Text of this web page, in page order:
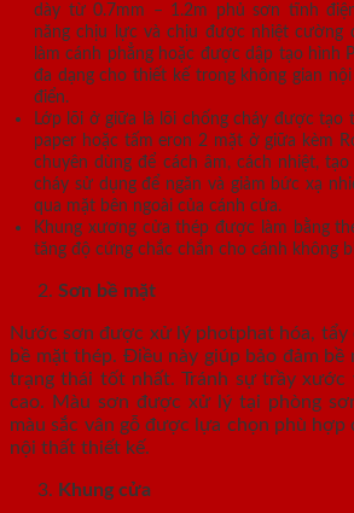
dày từ 0.7mm – 1.2m phủ sơn tĩnh
năng chịu lực và chịu được nhiệt cường
làm cánh phẳng hoặc được dập tạo hình
đa dạng cho thiết kế trong không gian
điển.
Lớp lõi ở giữa là lõi chống cháy được tạo
paper hoặc tấm eron 2 mặt ở giữa kèm
chuyên dùng để cách âm, cách nhiệt,
cháy sử dụng để ngăn và giảm bức xạ
qua mặt bên ngoài của cánh cửa.
Khung xương cửa thép được làm bằng
tăng độ cứng chắc chắn cho cánh không
Sơn bề mặt
Nước sơn được xử lý photphat hóa, tẩy
bề mặt thép. Điều này giúp bảo đảm
trạng thái tốt nhất. Tránh sự trầy xước
cao. Màu sơn được xử lý tại phòng
màu sắc vân gỗ được lựa chọn phù hợp
nội thất thiết kế.
Khung cửa